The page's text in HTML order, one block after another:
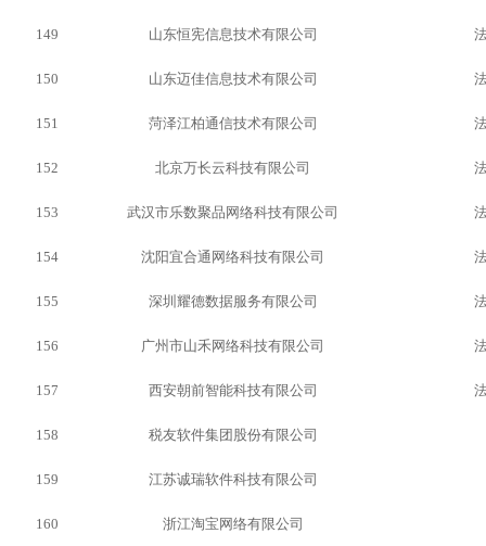
149 山东恒宪信息技术有限公司
150 山东迈佳信息技术有限公司
151 菏泽江柏通信技术有限公司
152 北京万长云科技有限公司
153 武汉市乐数聚品网络科技有限公司
154 沈阳宜合通网络科技有限公司
155 深圳耀德数据服务有限公司
156 广州市山禾网络科技有限公司
157 西安朝前智能科技有限公司
158 税友软件集团股份有限公司
159 江苏诚瑞软件科技有限公司
160 浙江淘宝网络有限公司